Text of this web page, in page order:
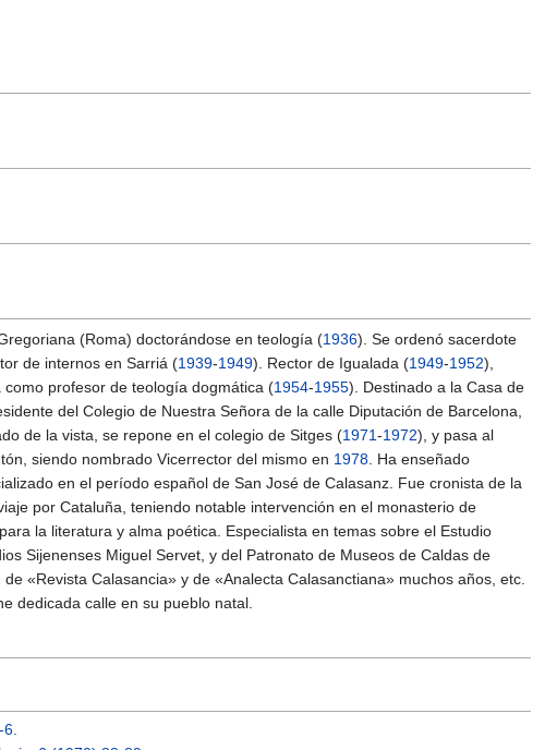
(Roma) doctorándose en teología (1936). Se ordenó sacerdote
de internos en Sarriá (1939-1949). Rector de Igualada (1949-1952),
profesor de teología dogmática (1954-1955). Destinado a la Casa de
del Colegio de Nuestra Señora de la calle Diputación de Barcelona,
de la vista, se repone en el colegio de Sitges (1971-1972), y pasa al
siendo nombrado Vicerrector del mismo en 1978. Ha enseñado
en el período español de San José de Calasanz. Fue cronista de la
por Cataluña, teniendo notable intervención en el monasterio de
la literatura y alma poética. Especialista en temas sobre el Estudio
Sijenenses Miguel Servet, y del Patronato de Museos de Caldas de
«Revista Calasancia» y de «Analecta Calasanctiana» muchos años, etc.
dedicada calle en su pueblo natal.